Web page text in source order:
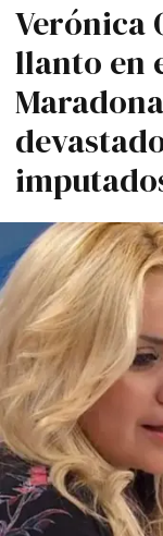
Verónica
llanto en